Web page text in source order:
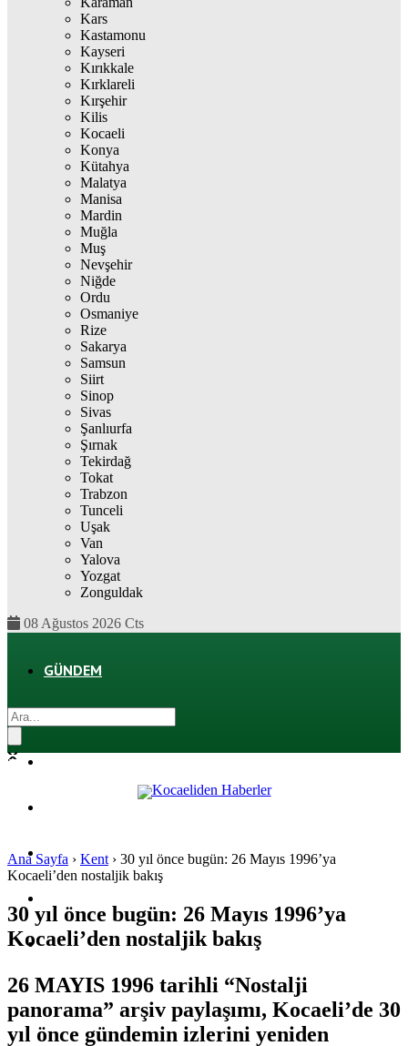
Kars
Kastamonu
Kayseri
Kırıkkale
Kırklareli
Kırşehir
Kilis
Kocaeli
Konya
Kütahya
Malatya
Manisa
Mardin
Muğla
Muş
Nevşehir
Niğde
Ordu
Osmaniye
Rize
Sakarya
Samsun
Siirt
Sinop
Sivas
Şanlıurfa
Şırnak
Tekirdağ
Tokat
Trabzon
Tunceli
Uşak
Van
Yalova
Yozgat
Zonguldak
08 Ağustos 2026 Cts
GÜNDEM
SPOR
SAĞLIK
Ana Sayfa › Kent › 30 yıl önce bugün: 26 Mayıs 1996’ya
Kocaeli’den nostaljik bakış
30 yıl önce bugün: 26 Mayıs 1996’ya
Kocaeli’den nostaljik bakış
26 MAYIS 1996 tarihli “Nostalji
panorama” arşiv paylaşımı, Kocaeli’de 30
yıl önce gündemin izlerini yeniden